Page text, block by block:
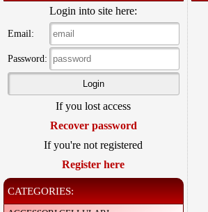
Login into site here:
Email:
Password:
If you lost access
Recover password
If you're not registered
Register here
CATEGORIES: